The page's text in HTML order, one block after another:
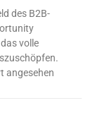
des B2B-
volle
angesehen